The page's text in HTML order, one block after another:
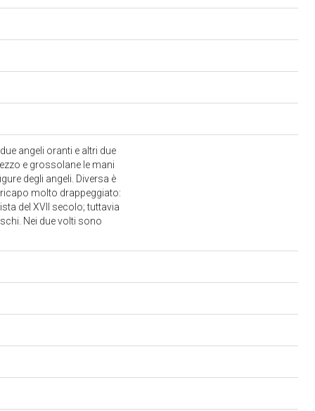
angeli oranti e altri due
e grossolane le mani
degli angeli. Diversa è
molto drappeggiato:
del XVII secolo; tuttavia
Nei due volti sono